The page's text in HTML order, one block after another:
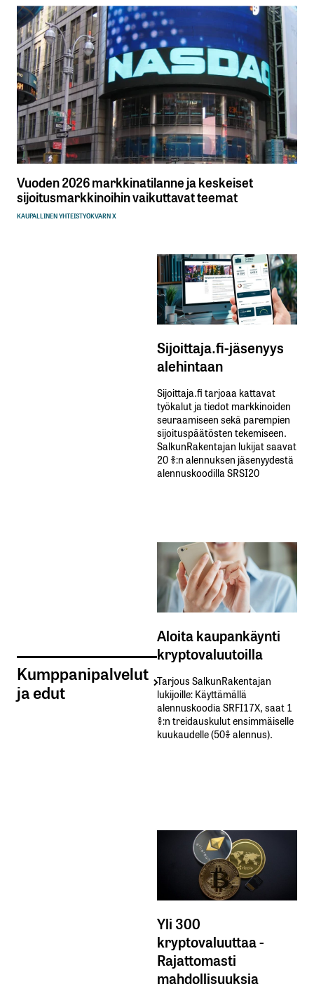
Vuoden 2026 markkinatilanne ja keskeiset
sijoitusmarkkinoihin vaikuttavat teemat
KAUPALLINEN YHTEISTYÖKVARN X
Kumppanipalvelut
ja edut
Sijoittaja.fi-jäsenyys
alehintaan
Sijoittaja.fi tarjoaa kattavat
työkalut ja tiedot markkinoiden
seuraamiseen sekä parempien
sijoituspäätösten tekemiseen.
SalkunRakentajan lukijat saavat
20 %:n alennuksen jäsenyydestä
alennuskoodilla SRSI20
Aloita kaupankäynti
kryptovaluutoilla
Tarjous SalkunRakentajan
lukijoille: Käyttämällä​ ​
alennuskoodia​ ​SRFI17X,​ ​saat​ ​1
%:n treidauskulut​ ​ensimmäiselle​ ​
kuukaudelle​ ​(50%​ ​alennus).
Yli 300
kryptovaluuttaa -
Rajattomasti
mahdollisuuksia